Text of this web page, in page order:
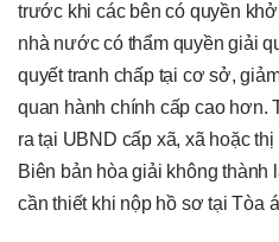
trước khi các bên có quyền
nhà nước có thẩm quyền giải
quyết tranh chấp tại cơ sở,
quan hành chính cấp cao hơn.
ra tại UBND cấp xã, xã hoặc
Biên bản hòa giải không thành
cần thiết khi nộp hồ sơ tại Tòa